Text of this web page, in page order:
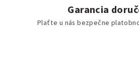
Garancia
Plaťte u nás bezpečne